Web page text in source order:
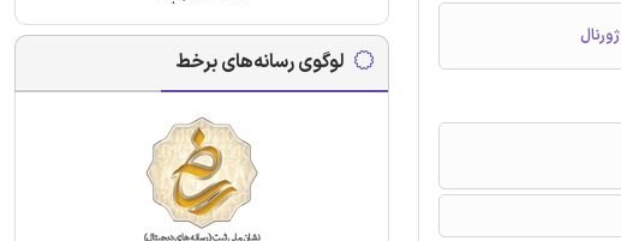
ژورنال
لوگوی رسانه‌های برخط